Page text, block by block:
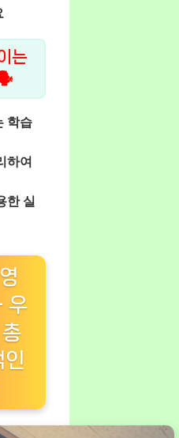
는
🗣️
학습
하여
한 실
우